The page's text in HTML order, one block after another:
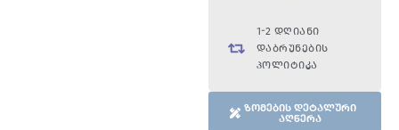
1-2 დღიანი
დაბრუნების
პოლიტიკა
ზომების დეტალური
აღწერა